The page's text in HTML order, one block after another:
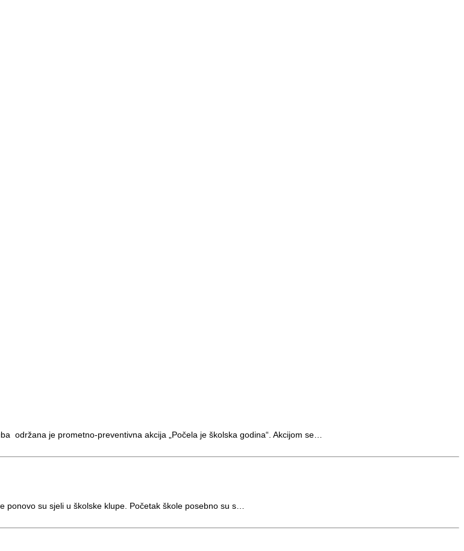
je prometno-preventivna akcija „Počela je školska godina“. Akcijom se…
su sjeli u školske klupe. Početak škole posebno su s…